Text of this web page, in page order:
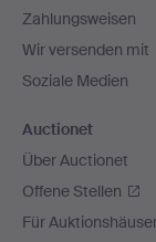
Zahlungsweisen
Wir versenden mit
Soziale Medien
Auctionet
Über Auctionet
Offene Stellen
Für